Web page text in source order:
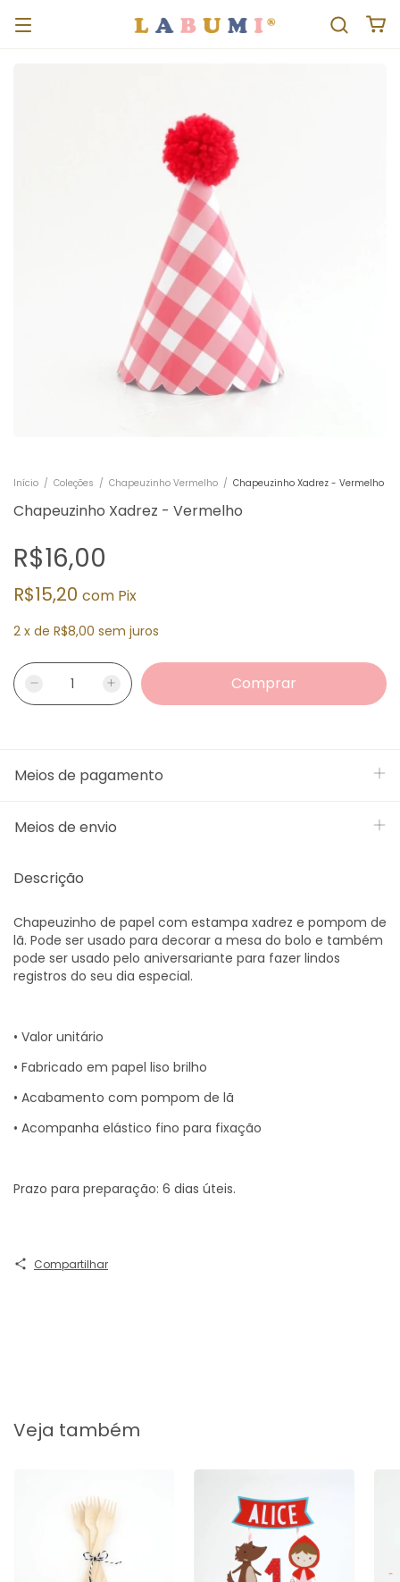
Início / Coleções / Chapeuzinho Vermelho / Chapeuzinho Xadrez - Vermelho
Chapeuzinho Xadrez - Vermelho
R$16,00
R$15,20 com Pix
2 x de R$8,00 sem juros
Meios de pagamento
Meios de envio
Descrição
Chapeuzinho de papel com estampa xadrez e pompom de
lã. Pode ser usado para decorar a mesa do bolo e também
pode ser usado pelo aniversariante para fazer lindos
registros do seu dia especial.
• Valor unitário
• Fabricado em papel liso brilho
• Acabamento com pompom de lã
• Acompanha elástico fino para fixação
Prazo para preparação: 6 dias úteis.
Compartilhar
Veja também